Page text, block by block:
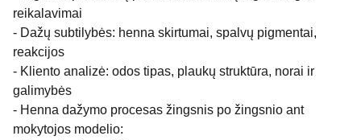
reikalavimai
- Dažų subtilybės: henna skirtumai, spalvų pigmentai,
reakcijos
- Kliento analizė: odos tipas, plaukų struktūra, norai ir
galimybės
- Henna dažymo procesas žingsnis po žingsnio ant
mokytojos modelio: